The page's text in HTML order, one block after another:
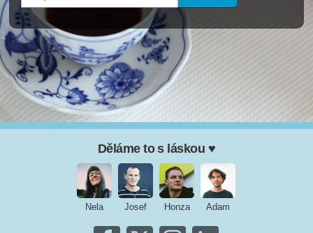
Děláme to s láskou ♥
Nela Josef Honza Adam